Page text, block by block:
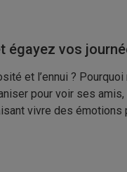
égayez vos
et l’ennui ?
pour voir ses
vivre des